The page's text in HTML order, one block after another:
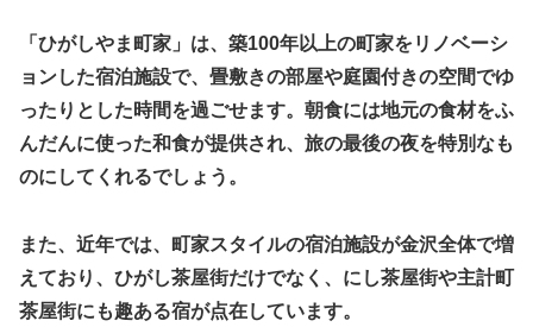
「ひがしやま町家」は、築100年以上の町家をリノベーシ
ョンした宿泊施設で、畳敷きの部屋や庭園付きの空間でゆ
ったりとした時間を過ごせます。朝食には地元の食材をふ
んだんに使った和食が提供され、旅の最後の夜を特別なも
のにしてくれるでしょう。
また、近年では、町家スタイルの宿泊施設が金沢全体で増
えており、ひがし茶屋街だけでなく、にし茶屋街や主計町
茶屋街にも趣ある宿が点在しています。